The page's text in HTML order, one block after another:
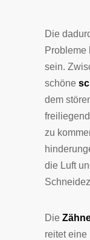
Die
Pro­ble­me
sein.
schö­ne
dem
zu
die Luft
Die
rei­tet